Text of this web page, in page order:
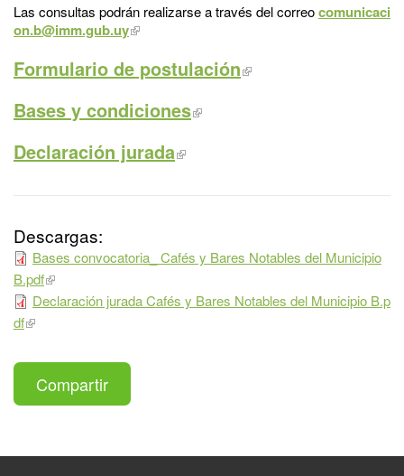
Las consultas podrán realizarse a través del correocomunicaci
on.b@imm.gub.uy
Formulario de postulación
Bases y condiciones
Declaración jurada
Descargas:
Bases convocatoria_ Cafés y Bares Notables del Municipio
B.pdf
Declaración jurada Cafés y Bares Notables del Municipio B.p
df
Compartir